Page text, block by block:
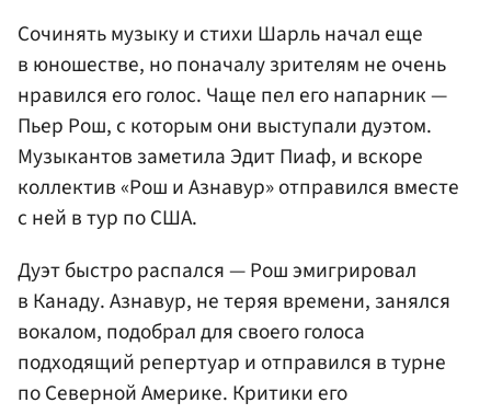
Сочинять музыку и стихи Шарль начал еще
в юношестве, но поначалу зрителям не очень
нравился его голос. Чаще пел его напарник —
Пьер Рош, с которым они выступали дуэтом.
Музыкантов заметила Эдит Пиаф, и вскоре
коллектив «Рош и Азнавур» отправился вместе
с ней в тур по США.
Дуэт быстро распался — Рош эмигрировал
в Канаду. Азнавур, не теряя времени, занялся
вокалом, подобрал для своего голоса
подходящий репертуар и отправился в турне
по Северной Америке. Критики его